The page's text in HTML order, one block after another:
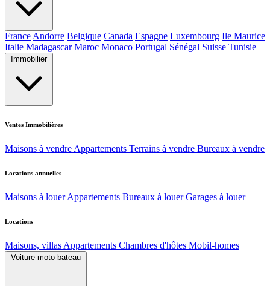
France Andorre Belgique Canada Espagne Luxembourg Ile Maurice
Italie Madagascar Maroc Monaco Portugal Sénégal Suisse Tunisie
Immobilier
Ventes Immobilières
Maisons à vendre Appartements Terrains à vendre Bureaux à vendre
Locations annuelles
Maisons à louer Appartements Bureaux à louer Garages à louer
Locations
Maisons, villas Appartements Chambres d'hôtes Mobil-homes
Voiture moto bateau